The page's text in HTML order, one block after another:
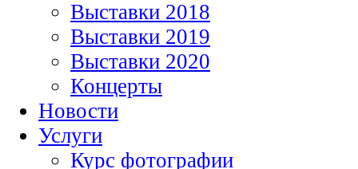
Выставки 2018
Выставки 2019
Выставки 2020
Концерты
Новости
Услуги
Курс фотографии